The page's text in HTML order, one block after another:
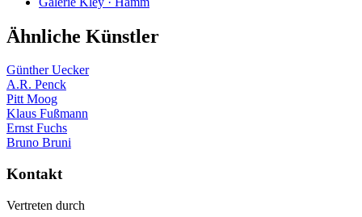
Ähnliche Künstler
Günther Uecker
A.R. Penck
Pitt Moog
Klaus Fußmann
Ernst Fuchs
Bruno Bruni
Kontakt
Vertreten durch